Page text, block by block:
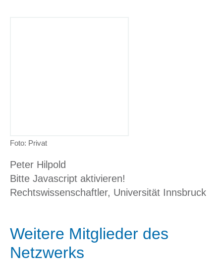
Foto: Privat
Peter Hilpold
Bitte Javascript aktivieren!
Rechtswissenschaftler, Universität Innsbruck
Weitere Mitglieder des
Netzwerks